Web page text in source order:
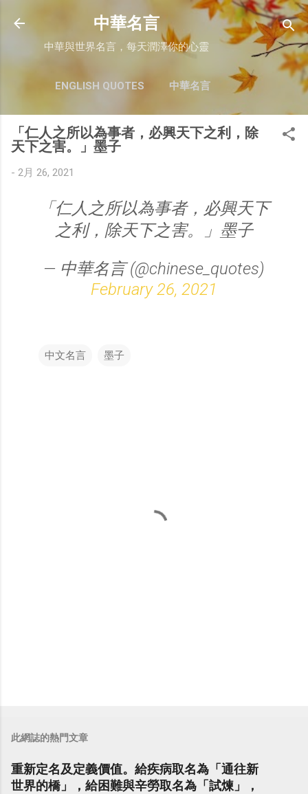
跳至主要內容
中華名言
中華與世界名言，每天潤澤你的心靈
ENGLISH QUOTES 中華名言
「仁人之所以為事者，必興天下之利，除
天下之害。」墨子
- 2月 26, 2021
「仁人之所以為事者，必興天下
之利，除天下之害。」墨子
— 中華名言 (@chinese_quotes)
February 26, 2021
中文名言 墨子
此網誌的熱門文章
重新定名及定義價值。給疾病取名為「通往新
世界的橋」，給困難與辛勞取名為「試煉」，